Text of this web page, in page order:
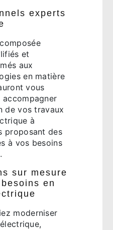
experts
et
aux
en matière
vous
de vos travaux
à
proposant des
à vos besoins
sur mesure
en
moderniser